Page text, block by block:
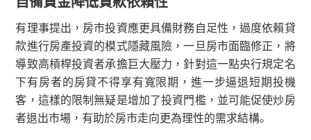
有理事提出，房市投資應更具備財務自足性，過度依賴貸
款進行房產投資的模式隱藏風險，一旦房市面臨修正，將
導致高槓桿投資者承擔巨大壓力，針對這一點央行規定名
下有房者的房貸不得享有寬限期，進一步逼退短期投機
客，這樣的限制無疑是增加了投資門檻，並可能促使炒房
者退出市場，有助於房市走向更為理性的需求結構。